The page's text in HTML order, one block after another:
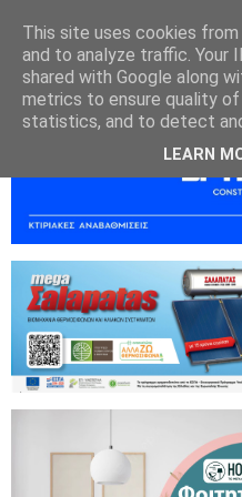
This site uses cookies
and to analyze traffic. Your
shared with Google along
metrics to ensure quality
statistics, and to detect
LEARN